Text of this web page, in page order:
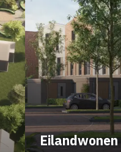
Eilandwonen